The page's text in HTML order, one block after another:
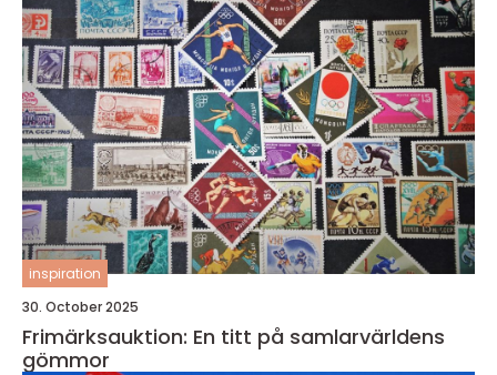
inspiration
30. October 2025
Frimärksauktion: En titt på samlarvärldens
gömmor